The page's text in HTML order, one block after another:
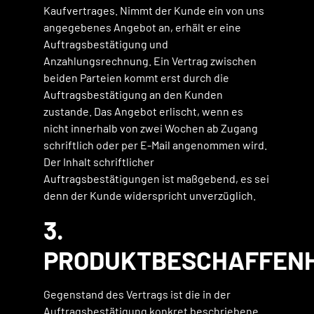
Kaufvertrages. Nimmt der Kunde ein von uns
angegebenes Angebot an, erhält er eine
Auftragsbestätigung und
Anzahlungsrechnung. Ein Vertrag zwischen
beiden Parteien kommt erst durch die
Auftragsbestätigung an den Kunden
zustande. Das Angebot erlischt, wenn es
nicht innerhalb von zwei Wochen ab Zugang
schriftlich oder per E-Mail angenommen wird.
Der Inhalt schriftlicher
Auftragsbestätigungen ist maßgebend, es sei
denn der Kunde widerspricht unverzüglich.
3.
Gegenstand des Vertrags ist die in der
Auftragsbestätigung konkret beschriebene